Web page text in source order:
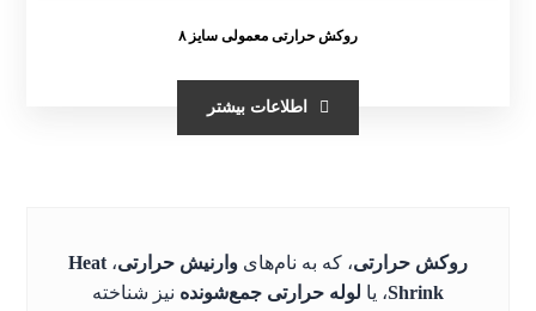
روکش حرارتی معمولی سایز ۸
اطلاعات بیشتر
روکش حرارتی، که به نام‌های وارنیش حرارتی،Heat
Shrink، یا لوله حرارتی جمع‌شونده نیز شناخته